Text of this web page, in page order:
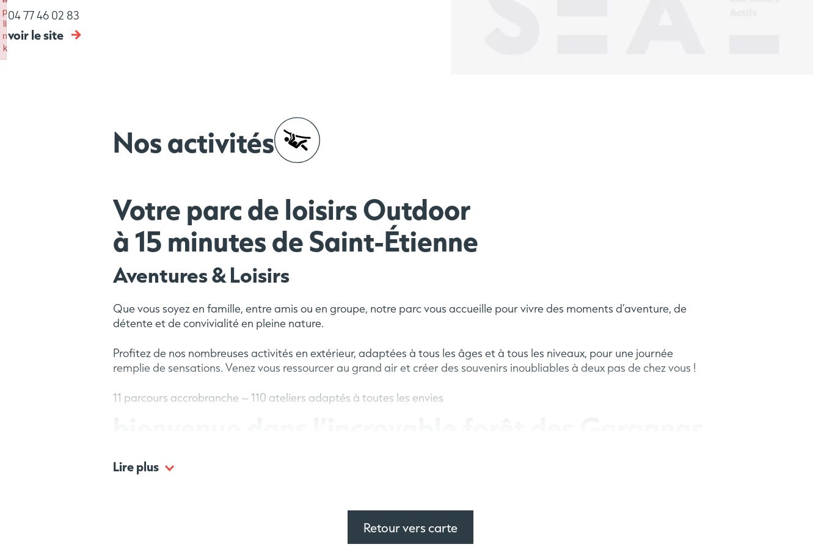
04 77 46 02 83
voir le site
Nos activités
Votre parc de loisirs Outdoor
à 15 minutes de Saint-Étienne
Aventures & Loisirs
Que vous soyez en famille, entre amis ou en groupe, notre parc vous accueille pour vivre des moments d’aventure, de
détente et de convivialité en pleine nature.
Profitez de nos nombreuses activités en extérieur, adaptées à tous les âges et à tous les niveaux, pour une journée
remplie de sensations. Venez vous ressourcer au grand air et créer des souvenirs inoubliables à deux pas de chez vous !
11 parcours accrobranche – 110 ateliers adaptés à toutes les envies
où l’imaginaire prend vie et les rires résonnent !
De nombreuses activités et des énigmes palpitantes attendent nos aventuriers pour une expérience inoubliable.
Lireplus
Retour vers carte
p
li
n
k
to initialize plugin: wplink